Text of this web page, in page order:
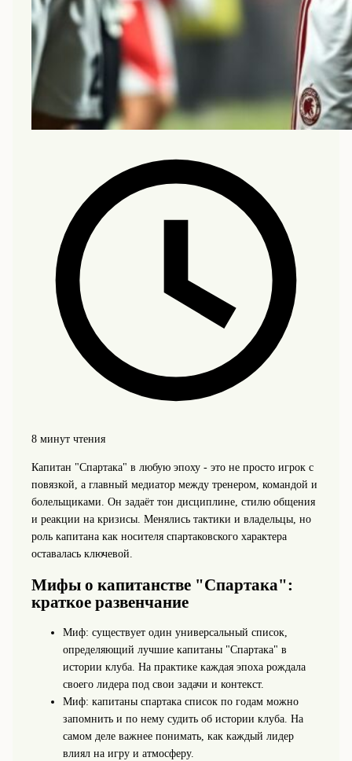
8 минут чтения
Капитан "Спартака" в любую эпоху - это не просто игрок с
повязкой, а главный медиатор между тренером, командой и
болельщиками. Он задаёт тон дисциплине, стилю общения
и реакции на кризисы. Менялись тактики и владельцы, но
роль капитана как носителя спартаковского характера
оставалась ключевой.
Мифы о капитанстве "Спартака":
краткое развенчание
Миф: существует один универсальный список,
определяющий лучшие капитаны "Спартака" в
истории клуба. На практике каждая эпоха рождала
своего лидера под свои задачи и контекст.
Миф: капитаны спартака список по годам можно
запомнить и по нему судить об истории клуба. На
самом деле важнее понимать, как каждый лидер
влиял на игру и атмосферу.